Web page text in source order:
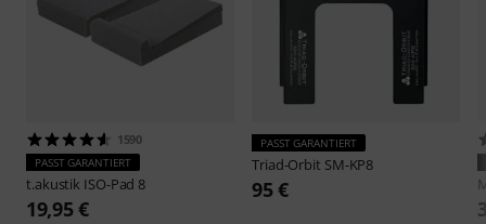
1590
PASST GARANTIERT
t.akustik ISO-Pad 8
19,95 €
PASST GARANTIERT
Triad-Orbit SM-KP8
95 €